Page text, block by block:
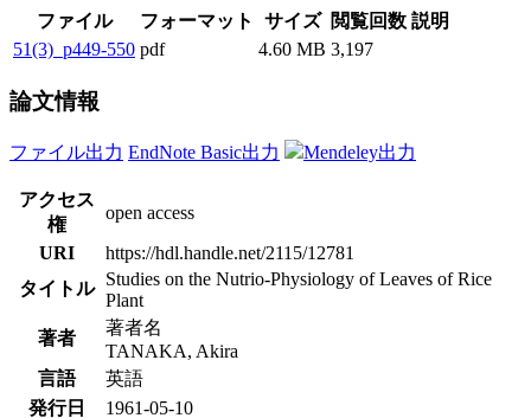
ファイル フォーマット サイズ 閲覧回数 説明
51(3)_p449-550 pdf 4.60 MB 3,197
論文情報
ファイル出力 EndNote Basic出力 Mendeley出力
アクセス
権
open access
URI
https://hdl.handle.net/2115/12781
タイトル Studies on the Nutrio-Physiology of Leaves of Rice
Plant
著者
著者名
TANAKA, Akira
言語
英語
発行日
1961-05-10